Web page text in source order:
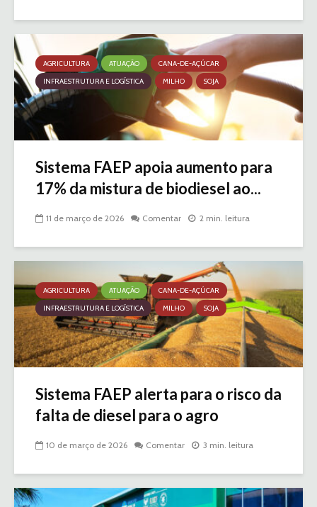
AGRICULTURA ATUAÇÃO
CANA-DE-AÇÚCAR
INFRAESTRUTURA E LOGÍSTICA
MILHO SOJA
Sistema FAEP apoia aumento para
17% da mistura de biodiesel ao...
11 de março de 2026 Comentar 2 min. leitura
AGRICULTURA ATUAÇÃO
CANA-DE-AÇÚCAR
INFRAESTRUTURA E LOGÍSTICA
MILHO SOJA
Sistema FAEP alerta para o risco da
falta de diesel para o agro
10 de março de 2026 Comentar 3 min. leitura